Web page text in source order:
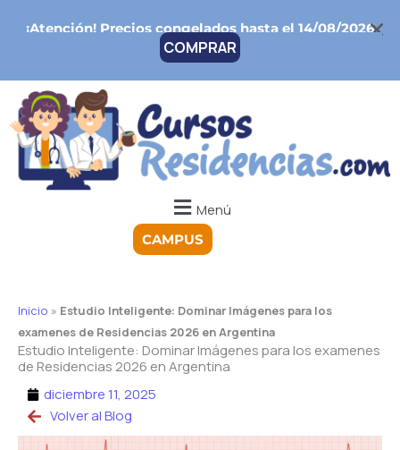
¡Atención!Precios congelados hasta el 14/08/2026
COMPRAR
Menú
CAMPUS
Inicio » Estudio Inteligente: Dominar Imágenes para los
examenes de Residencias 2026 en Argentina
Estudio Inteligente: Dominar Imágenes para los examenes
de Residencias 2026 en Argentina
diciembre 11, 2025
Volver al Blog